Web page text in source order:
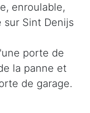
enroulable,
Sint Denijs
porte de
la panne et
de garage.